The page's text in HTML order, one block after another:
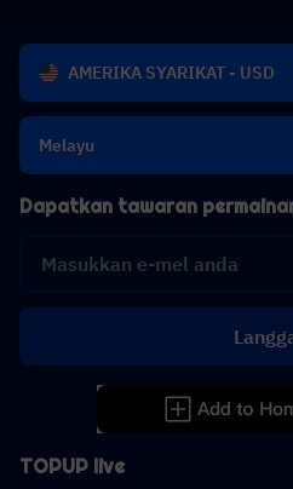
AMERIKA SYARIKAT - USD
Melayu
TOPUP live
Dapatkan tawaran